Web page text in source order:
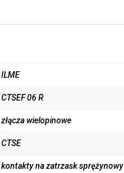
ILME
CTSEF 06 R
złącza wielopinowe
CTSE
kontakty na zatrzask sprężynowy